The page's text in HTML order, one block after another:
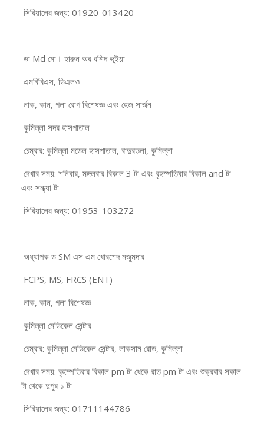
সিরিয়ালের জন্য: 01920-013420
ডা Md মো। হারুন অর রশিদ ভূইয়া
এমবিবিএস, ডিএলও
নাক, ​​কান, গলা রোগ বিশেষজ্ঞ এবং হেজ সার্জন
কুমিল্লা সদর হাসপাতাল
চেম্বার: কুমিল্লা মডেল হাসপাতাল, বাদুরতলা, কুমিল্লা
দেখার সময়: শনিবার, মঙ্গলবার বিকাল 3 টা এবং বৃহস্পতিবার বিকাল and টা
এবং সন্ধ্যা টা
সিরিয়ালের জন্য: 01953-103272
অধ্যাপক ড SM এস এম খোরশেদ মজুমদার
FCPS, MS, FRCS (ENT)
নাক, ​​কান, গলা বিশেষজ্ঞ
কুমিল্লা মেডিকেল সেন্টার
চেম্বার: কুমিল্লা মেডিকেল সেন্টার, লাকসাম রোড, কুমিল্লা
দেখার সময়: বৃহস্পতিবার বিকাল pm টা থেকে রাত pm টা এবং শুক্রবার সকাল
টা থেকে দুপুর ১ টা
সিরিয়ালের জন্য: 01711144786